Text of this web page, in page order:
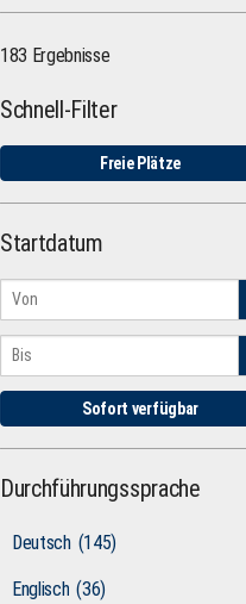
183 Ergebnisse
Schnell-Filter
Freie Plätze
Startdatum
Sofort verfügbar
Durchführungssprache
Deutsch (145)
Englisch (36)